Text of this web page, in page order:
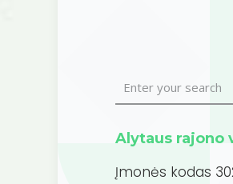
Alytaus rajono
Įmonės kodas